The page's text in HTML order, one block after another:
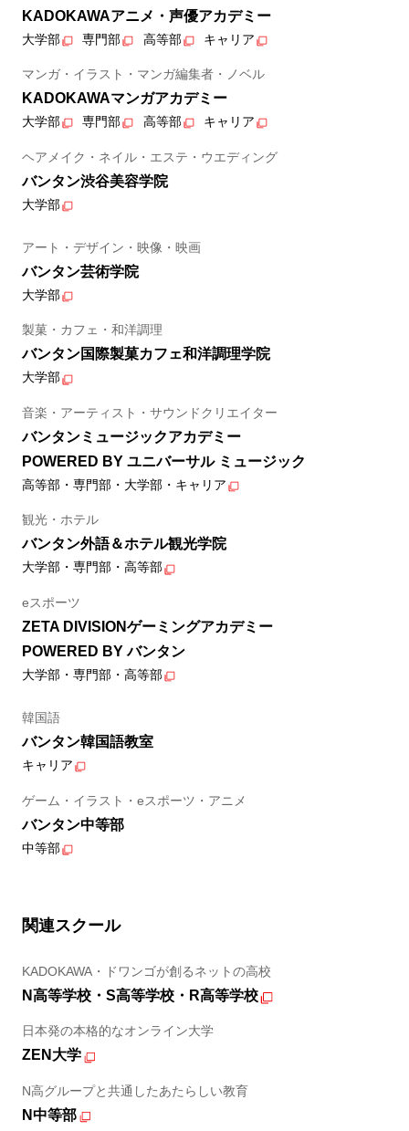
KADOKAWAアニメ・声優アカデミー
大学部 専門部 高等部 キャリア
マンガ・イラスト・マンガ編集者・ノベル
KADOKAWAマンガアカデミー
大学部 専門部 高等部 キャリア
ヘアメイク・ネイル・エステ・ウエディング
バンタン渋谷美容学院
大学部
アート・デザイン・映像・映画
バンタン芸術学院
大学部
製菓・カフェ・和洋調理
バンタン国際製菓カフェ和洋調理学院
大学部
音楽・アーティスト・サウンドクリエイター
バンタンミュージックアカデミー
POWERED BY ユニバーサル ミュージック
高等部・専門部・大学部・キャリア
観光・ホテル
バンタン外語＆ホテル観光学院
大学部・専門部・高等部
eスポーツ
ZETA DIVISIONゲーミングアカデミー
POWERED BY バンタン
大学部・専門部・高等部
韓国語
バンタン韓国語教室
キャリア
ゲーム・イラスト・eスポーツ・アニメ
バンタン中等部
中等部
関連スクール
KADOKAWA・ドワンゴが創るネットの高校
N高等学校・S高等学校・R高等学校
日本発の本格的なオンライン大学
ZEN大学
N高グループと共通したあたらしい教育
N中等部